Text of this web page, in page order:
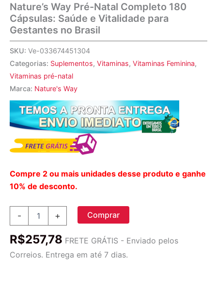
Nature’s Way Pré-Natal Completo 180
Cápsulas: Saúde e Vitalidade para
Gestantes no Brasil
SKU: Ve-033674451304
Categorias: Suplementos, Vitaminas, Vitaminas Feminina,
Vitaminas pré-natal
Marca: Nature's Way
Compre 2 ou mais unidades desse produto e ganhe
10% de desconto.
-
Natal
180
+ Comprar
R$257,78 FRETE GRÁTIS - Enviado pelos
Correios. Entrega em até 7 dias.